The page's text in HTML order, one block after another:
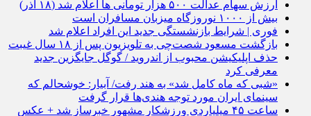
ارزش سهام عدالت ۵۰۰ هزار تومانی ها اعلام شد (۱۸ آذر)
بیش از ۱۰۰۰ نوروزگاه میزبان مسافران است
فوری | شرایط بازنشستگی جدید این افراد اعلام شد
بازگشت مسعود شصت‌چی به تلویزیون پس از ۱۸ سال غیبت
حذف اپلیکیشن محبوب از اندروید / گوگل جایگزین جدید
معرفی کرد
«شبی که ماه کامل شد» به هند رفت/ آبیار: خوشحالم که
سینمای ایران مورد توجه هندی‌ها قرار گرفت
ساعت ۴۵ میلیاردی ورزشکار مشهور خبرساز شد + عکس